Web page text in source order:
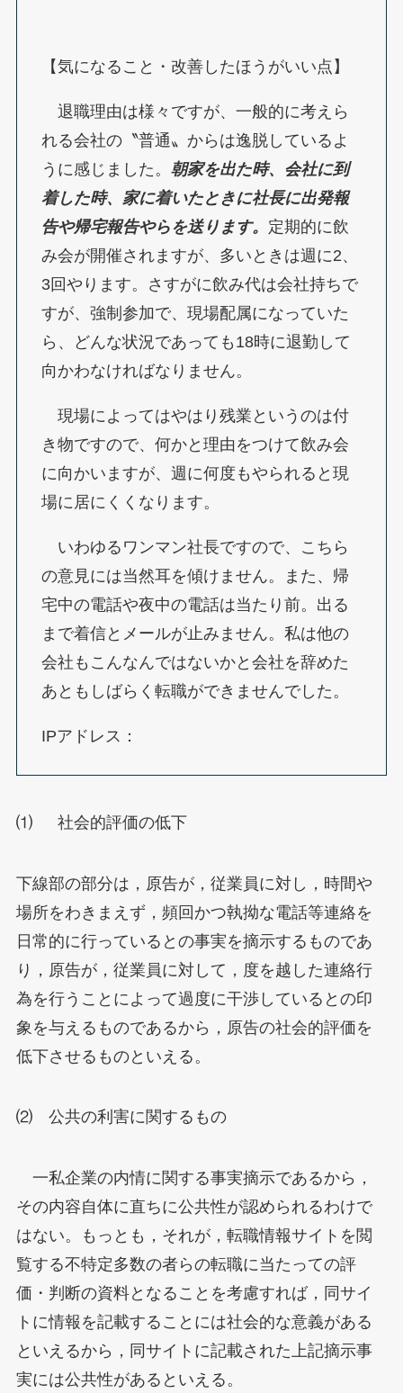
【気になること・改善したほうがいい点】
退職理由は様々ですが、一般的に考えら
れる会社の〝普通〟からは逸脱しているよ
うに感じました。 朝家を出た時、会社に到
着した時、家に着いたときに社長に出発報
告や帰宅報告やらを送ります。 定期的に飲
み会が開催されますが、多いときは週に2、
3回やります。さすがに飲み代は会社持ちで
すが、強制参加で、現場配属になっていた
ら、どんな状況であっても18時に退勤して
向かわなければなりません。
現場によってはやはり残業というのは付
き物ですので、何かと理由をつけて飲み会
に向かいますが、週に何度もやられると現
場に居にくくなります。
いわゆるワンマン社長ですので、こちら
の意見には当然耳を傾けません。また、帰
宅中の電話や夜中の電話は当たり前。出る
まで着信とメールが止みません。私は他の
会社もこんなんではないかと会社を辞めた
あともしばらく転職ができませんでした。
IPアドレス：
⑴ 社会的評価の低下
下線部の部分は，原告が，従業員に対し，時間や
場所をわきまえず，頻回かつ執拗な電話等連絡を
日常的に行っているとの事実を摘示するものであ
り，原告が，従業員に対して，度を越した連絡行
為を行うことによって過度に干渉しているとの印
象を与えるものであるから，原告の社会的評価を
低下させるものといえる。
⑵ 公共の利害に関するもの
一私企業の内情に関する事実摘示であるから，
その内容自体に直ちに公共性が認められるわけで
はない。もっとも，それが，転職情報サイトを閲
覧する不特定多数の者らの転職に当たっての評
価・判断の資料となることを考慮すれば，同サイ
トに情報を記載することには社会的な意義がある
といえるから，同サイトに記載された上記摘示事
実には公共性があるといえる。